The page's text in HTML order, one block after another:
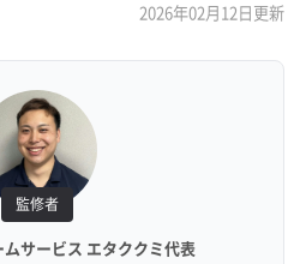
2026年02月12日更新
監修者
サービス エタククミ代表